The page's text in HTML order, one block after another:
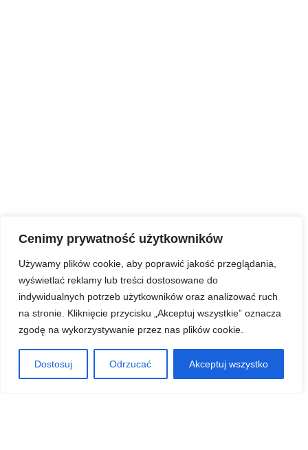
Cenimy prywatność użytkowników
Używamy plików cookie, aby poprawić jakość przeglądania,
wyświetlać reklamy lub treści dostosowane do
indywidualnych potrzeb użytkowników oraz analizować ruch
na stronie. Kliknięcie przycisku „Akceptuj wszystkie” oznacza
zgodę na wykorzystywanie przez nas plików cookie.
Dostosuj Odrzucać Akceptuj wszystko